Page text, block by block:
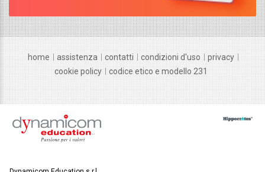
home assistenza contatti condizioni d'uso
privacy
cookie policy
codice etico e modello 231